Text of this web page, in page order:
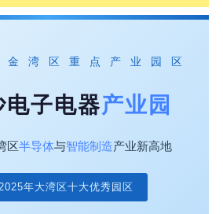
金 湾 区 重 点 产 业 园 区
电子电器产业园
区半导体与智能制造产业新高地
年大湾区十大优秀园区